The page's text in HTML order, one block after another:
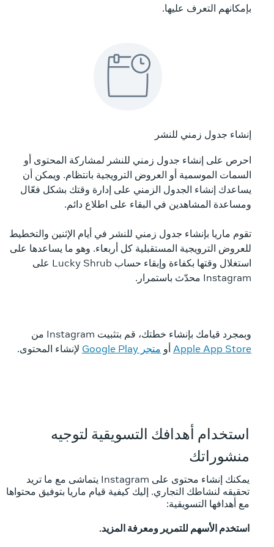
بإمكانهم التعرف عليها.
إنشاء جدول زمني للنشر
احرص على إنشاء جدول زمني للنشر لمشاركة المحتوى أو
السمات الموسمية أو العروض الترويجية بانتظام. ويمكن أن
يساعدك إنشاء الجدول الزمني على إدارة وقتك بشكل فعّال
ومساعدة المشاهدين في البقاء على اطلاع دائم.
تقوم ماريا بإنشاء جدول زمني للنشر في أيام الإثنين والتخطيط
للعروض الترويجية المستقبلية كل أربعاء. وهو ما يساعدها على
استغلال وقتها بكفاءة وإبقاء حساب Lucky Shrub على
Instagram محدّث باستمرار.
وبمجرد قيامك بإنشاء خطتك، قم بتثبيت Instagram من
Apple App Storeأومتجر Google Play لإنشاء المحتوى.
استخدام أهدافك التسويقية لتوجيه
منشوراتك
يمكنك إنشاء محتوى على Instagram يتماشى مع ما تريد
تحقيقه لنشاطك التجاري. إليك كيفية قيام ماريا بتوفيق محتواها
مع أهدافها التسويقية:
استخدم الأسهم للتمرير ومعرفة المزيد.